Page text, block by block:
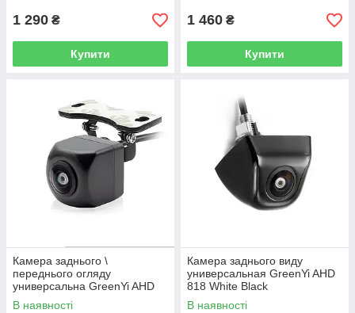
1 290 ₴
Купити
1 460 ₴
Купити
Камера заднього \
переднього огляду
универсальна GreenYi AHD
816
В наявності
Камера заднього виду
универсальная GreenYi AHD
818 White Black
В наявності